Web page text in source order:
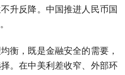
升反降。中国推进人民币国
衡，既是金融安全的需要，
。在中美利差收窄、外部环